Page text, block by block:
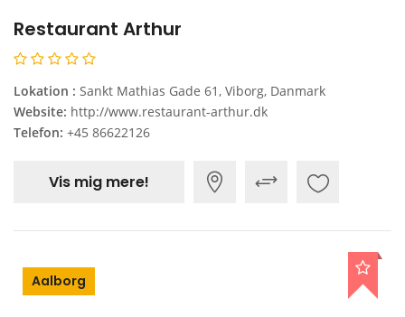
Restaurant Arthur
Lokation : Sankt Mathias Gade 61, Viborg, Danmark
Website: http://www.restaurant-arthur.dk
Telefon: +45 86622126
Vis mig mere!
Aalborg